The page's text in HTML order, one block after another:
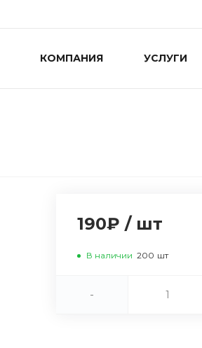
КОМПАНИЯ УСЛУГИ
190₽ / шт
В наличии 200 шт
-